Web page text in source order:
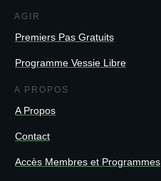
AGIR
Premiers Pas Gratuits
Programme Vessie Libre
A PROPOS
A Propos
Contact
Accès Membres et Programmes